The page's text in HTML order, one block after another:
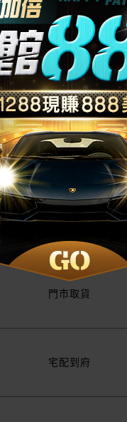
，立即與客服連繫，確
噴霚用品 (香水、整髮
送服務。
得低於110元。其他宅
取貨方式
門市取貨
宅配到府